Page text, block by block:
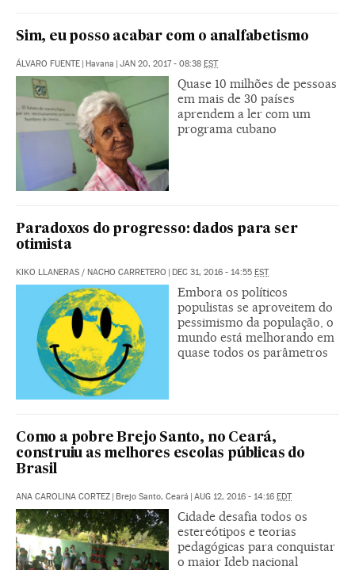
Sim, eu posso acabar com o analfabetismo
ÁLVARO FUENTE | Havana | JAN 20, 2017 - 08:38 EST
Quase 10 milhões de pessoas
em mais de 30 países
aprendem a ler com um
programa cubano
Paradoxos do progresso: dados para ser
otimista
KIKO LLANERAS / NACHO CARRETERO | DEC 31, 2016 - 14:55 EST
Embora os políticos
populistas se aproveitem do
pessimismo da população, o
mundo está melhorando em
quase todos os parâmetros
Como a pobre Brejo Santo, no Ceará,
construiu as melhores escolas públicas do
Brasil
ANA CAROLINA CORTEZ | Brejo Santo, Ceará | AUG 12, 2016 - 14:16 EDT
Cidade desafia todos os
estereótipos e teorias
pedagógicas para conquistar
o maior Ideb nacional